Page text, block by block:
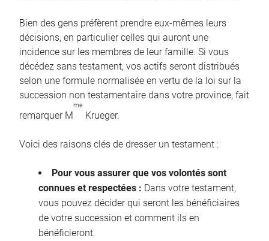
Bien des gens préfèrent prendre eux-mêmes leurs
décisions, en particulier celles qui auront une
incidence sur les membres de leur famille. Si vous
décédez sans testament, vos actifs seront distribués
selon une formule normalisée en vertu de la loi sur la
succession non testamentaire dans votre province, fait
remarquer M
me
Krueger.
Voici des raisons clés de dresser un testament :
Pour vous assurer que vos volontés sont
connues et respectées : Dans votre testament,
vous pouvez décider qui seront les bénéficiaires
de votre succession et comment ils en
bénéficieront.